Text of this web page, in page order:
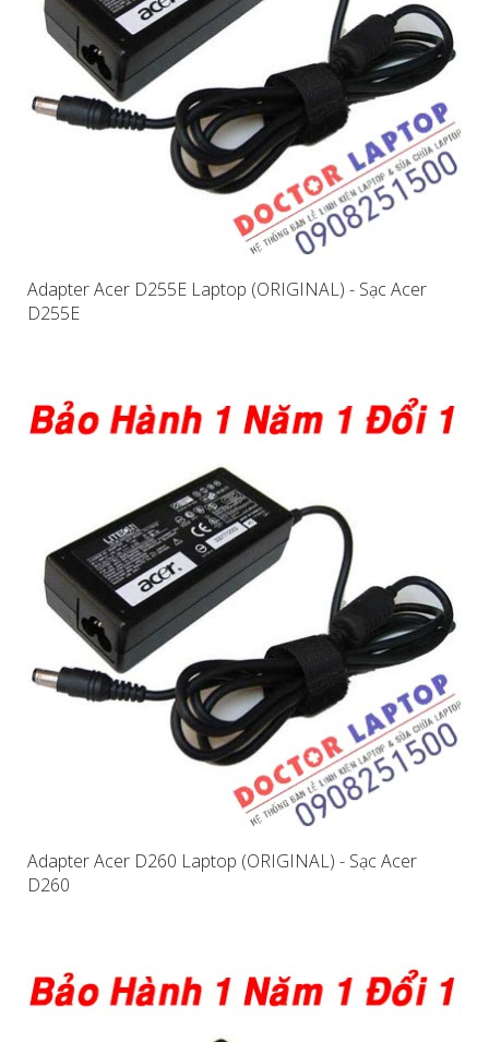
Adapter Acer D255E Laptop (ORIGINAL) - Sạc Acer
D255E
Adapter Acer D260 Laptop (ORIGINAL) - Sạc Acer
D260